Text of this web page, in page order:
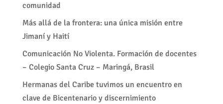
comunidad
Más allá de la frontera: una única misión entre
Jimaní y Haití
Comunicación No Violenta. Formación de docentes
– Colegio Santa Cruz – Maringá, Brasil
Hermanas del Caribe tuvimos un encuentro en
clave de Bicentenario y discernimiento